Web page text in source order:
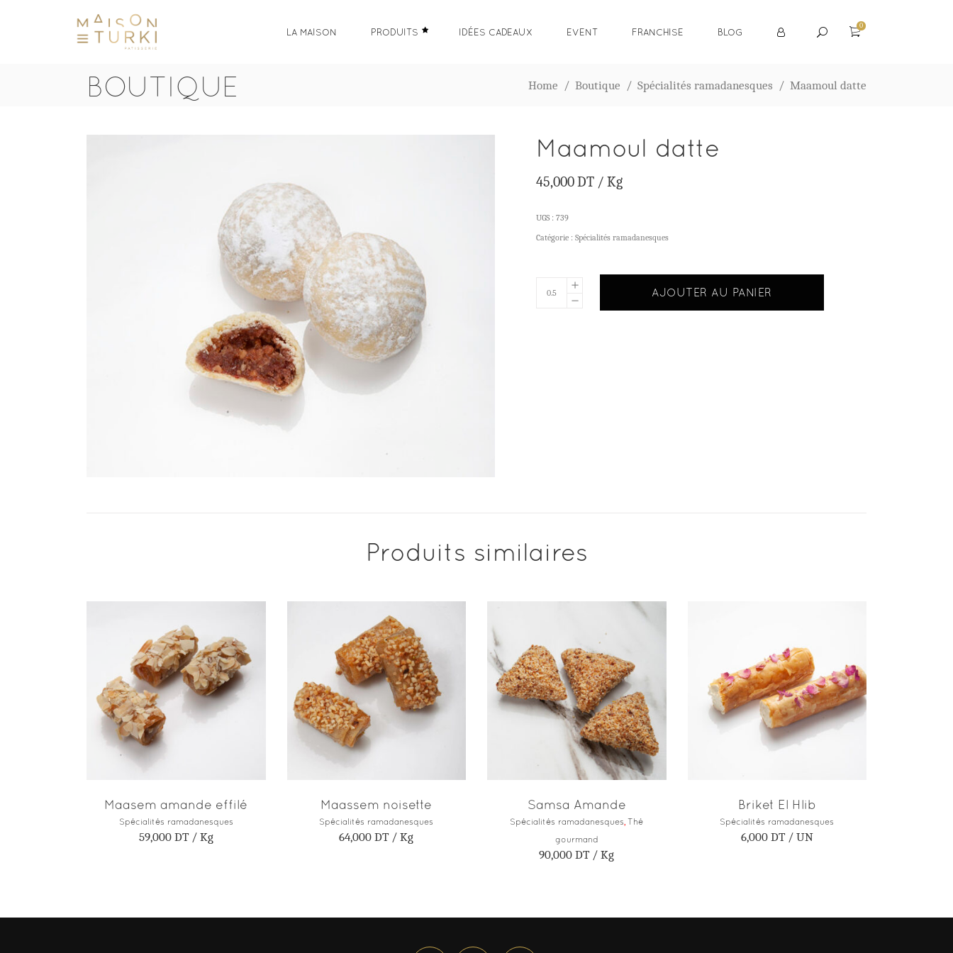
LA MAISON PRODUITS IDÉES CADEAUX EVENT FRANCHISE BLOG
0
BOUTIQUE Home / Boutique / Spécialités ramadanesques / Maamoul datte
Maamoul datte
45,000DT / Kg
UGS : 739
Catégorie : Spécialités ramadanesques
AJOUTER AU PANIER
Produits similaires
AJOUTER AU PANIER
Maasem amande effilé
Spécialités ramadanesques
59,000DT / Kg
AJOUTER AU PANIER
Maassem noisette
Spécialités ramadanesques
64,000 DT / Kg
AJOUTER AU PANIER
Samsa Amande
Spécialités ramadanesques,Thé
gourmand
90,000 DT / Kg
AJOUTER AU PANIER
Briket El Hlib
Spécialités ramadanesques
6,000DT / UN